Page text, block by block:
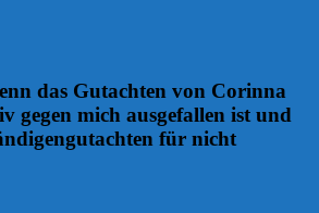
das Gutachten von Corinna
gegen mich ausgefallen ist und
für nicht